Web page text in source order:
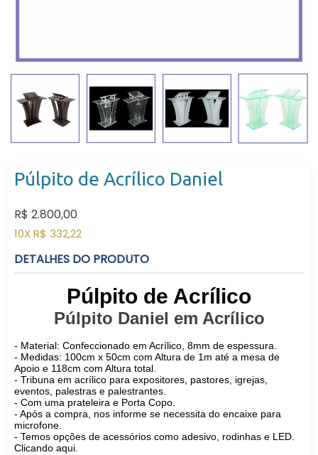
Púlpito de Acrílico Daniel
Preço
normal
R$ 2.800,00
10X R$ 332,22
DETALHES DO PRODUTO
Púlpito de Acrílico
Púlpito Daniel em Acrílico
- Material: Confeccionado em Acrílico , 8mm de espessura.
- Medidas: 100cm x 50cm com Altura de 1m até a mesa de
Apoio e 118cm com Altura total.
- Tribuna em acrílico para expositores, pastores, igrejas,
eventos, palestras e palestrantes.
- Com uma prateleira e Porta Copo.
- Após a compra, nos informe se necessita do encaixe para
microfone.
- Temos opções de acessórios como adesivo, rodinhas e LED.
Clicando aqui.